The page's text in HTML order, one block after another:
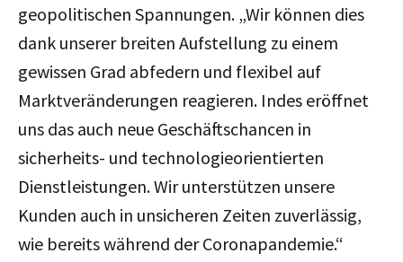
geopolitischen Spannungen. „Wir können dies
dank unserer breiten Aufstellung zu einem
gewissen Grad abfedern und flexibel auf
Marktveränderungen reagieren. Indes eröffnet
uns das auch neue Geschäftschancen in
sicherheits- und technologieorientierten
Dienstleistungen. Wir unterstützen unsere
Kunden auch in unsicheren Zeiten zuverlässig,
wie bereits während der Coronapandemie.“